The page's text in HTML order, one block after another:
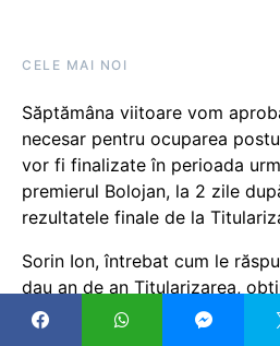
CELE MAI NOI
Săptămâna viitoare vom
necesar pentru ocuparea
vor fi finalizate în perioada
premierul Bolojan, la 2 zile
rezultatele finale de la
Sorin Ion, întrebat cum le
dau an de an Titularizarea,
post pe perioadă